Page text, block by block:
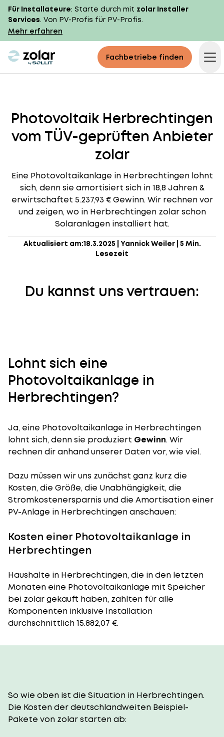
Für Installateure: Starte durch mit zolar Installer
Services. Von PV-Profis für PV-Profis.
Mehr erfahren
zolar logo Fachbetriebe finden
Photovoltaik Herbrechtingen
vom TÜV-geprüften Anbieter
zolar
Eine Photovoltaikanlage in Herbrechtingen lohnt
sich, denn sie amortisiert sich in 18,8 Jahren &
erwirtschaftet 5.237,93 € Gewinn. Wir rechnen vor
und zeigen, wo in Herbrechtingen zolar schon
Solaranlagen installiert hat.
Aktualisiert am:18.3.2025 Yannick Weiler| 5 Min.
Lesezeit
Du kannst uns vertrauen:
Lohnt sich eine
Photovoltaikanlage in
Herbrechtingen?
Ja, eine Photovoltaikanlage in Herbrechtingen
lohnt sich, denn sie produziert Gewinn. Wir
rechnen dir anhand unserer Daten vor, wie viel.
Dazu müssen wir uns zunächst ganz kurz die
Kosten, die Größe, die Unabhängigkeit, die
Stromkostenersparnis und die Amortisation einer
PV-Anlage in Herbrechtingen anschauen:
Kosten einer Photovoltaikanlage in
Herbrechtingen
Haushalte in Herbrechtingen, die in den letzten
Monaten eine Photovoltaikanlage mit Speicher
bei zolar gekauft haben, zahlten für alle
Komponenten inklusive Installation
durchschnittlich 15.882,07 €.
So wie oben ist die Situation in Herbrechtingen.
Die Kosten der deutschlandweiten Beispiel-
Pakete von zolar starten ab: